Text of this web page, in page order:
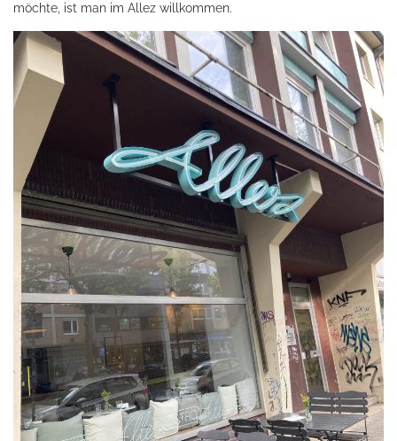
möchte, ist man im Allez willkommen.